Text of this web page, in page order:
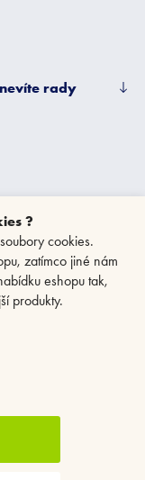
?
cookies.
zatímco jiné nám
eshopu tak,
produkty.
rady